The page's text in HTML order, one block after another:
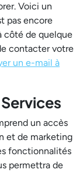
Voici un
pas encore
côté de quelque
contacter votre
un e-mail à
un accès
et de marketing
fonctionnalités
permettra de